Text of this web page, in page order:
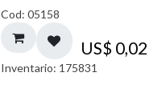
Cod: 05158
US$ 0,02
Inventario: 175831